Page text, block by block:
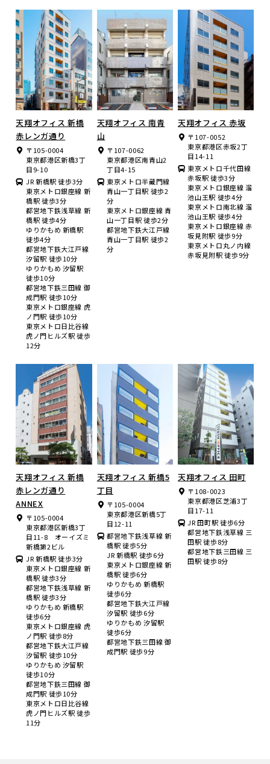
天翔オフィス 新橋
赤レンガ通り
〒105-0004
東京都港区新橋3丁
目9-10
JR 新橋駅 徒歩3分
東京メトロ銀座線 新
橋駅 徒歩3分
都営地下鉄浅草線 新
橋駅 徒歩4分
ゆりかもめ 新橋駅
徒歩4分
都営地下鉄大江戸線
汐留駅 徒歩10分
ゆりかもめ 汐留駅
徒歩10分
都営地下鉄三田線 御
成門駅 徒歩10分
東京メトロ銀座線 虎
ノ門駅 徒歩10分
東京メトロ日比谷線
虎ノ門ヒルズ駅 徒歩
12分
天翔オフィス 南青
山
〒107-0062
東京都港区南青山2
丁目4-15
東京メトロ半蔵門線
青山一丁目駅 徒歩2
分
東京メトロ銀座線 青
山一丁目駅 徒歩2分
都営地下鉄大江戸線
青山一丁目駅 徒歩2
分
天翔オフィス 赤坂
〒107-0052
東京都港区赤坂2丁
目14-11
東京メトロ千代田線
赤坂駅 徒歩3分
東京メトロ銀座線 溜
池山王駅 徒歩4分
東京メトロ南北線 溜
池山王駅 徒歩4分
東京メトロ銀座線 赤
坂見附駅 徒歩9分
東京メトロ丸ノ内線
赤坂見附駅 徒歩9分
天翔オフィス 新橋
赤レンガ通り
ANNEX
〒105-0004
東京都港区新橋3丁
目11-8 オーイズミ
新橋第2ビル
JR 新橋駅 徒歩3分
東京メトロ銀座線 新
橋駅 徒歩3分
都営地下鉄浅草線 新
橋駅 徒歩3分
ゆりかもめ 新橋駅
徒歩6分
東京メトロ銀座線 虎
ノ門駅 徒歩8分
都営地下鉄大江戸線
汐留駅 徒歩10分
ゆりかもめ 汐留駅
徒歩10分
都営地下鉄三田線 御
成門駅 徒歩10分
東京メトロ日比谷線
虎ノ門ヒルズ駅 徒歩
11分
天翔オフィス 新橋5
丁目
〒105-0004
東京都港区新橋5丁
目12-11
都営地下鉄浅草線 新
橋駅 徒歩5分
JR 新橋駅 徒歩6分
東京メトロ銀座線 新
橋駅 徒歩6分
ゆりかもめ 新橋駅
徒歩6分
都営地下鉄大江戸線
汐留駅 徒歩6分
ゆりかもめ 汐留駅
徒歩6分
都営地下鉄三田線 御
成門駅 徒歩9分
天翔オフィス 田町
〒108-0023
東京都港区芝浦3丁
目17-11
JR 田町駅 徒歩6分
都営地下鉄浅草線 三
田駅 徒歩8分
都営地下鉄三田線 三
田駅 徒歩8分